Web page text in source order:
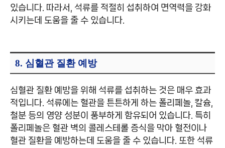
있습니다. 따라서, 석류를 적절히 섭취하여 면역력을 강화
시키는데 도움을 줄 수 있습니다.
8. 심혈관 질환 예방
심혈관 질환 예방을 위해 석류를 섭취하는 것은 매우 효과
적입니다. 석류에는 혈관을 튼튼하게 하는 폴리페놀, 칼슘,
철분 등의 영양 성분이 풍부하게 함유되어 있습니다. 특히
폴리페놀은 혈관 벽의 콜레스테롤 증식을 막아 혈전이나
혈관 질환을 예방하는데 도움을 줄 수 있습니다. 또한 석류